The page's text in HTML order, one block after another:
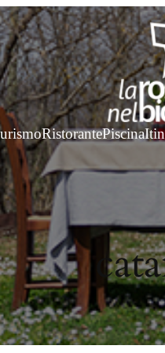
RistorantePiscina